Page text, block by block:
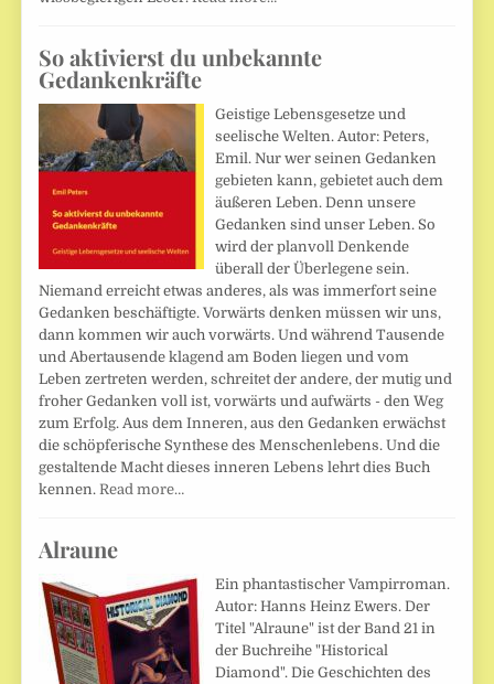
So aktivierst du unbekannte
Gedankenkräfte
Geistige Lebensgesetze und
seelische Welten. Autor: Peters,
Emil. Nur wer seinen Gedanken
gebieten kann, gebietet auch dem
äußeren Leben. Denn unsere
Gedanken sind unser Leben. So
wird der planvoll Denkende
überall der Überlegene sein.
Niemand erreicht etwas anderes, als was immerfort seine
Gedanken beschäftigte. Vorwärts denken müssen wir uns,
dann kommen wir auch vorwärts. Und während Tausende
und Abertausende klagend am Boden liegen und vom
Leben zertreten werden, schreitet der andere, der mutig und
froher Gedanken voll ist, vorwärts und aufwärts - den Weg
zum Erfolg. Aus dem Inneren, aus den Gedanken erwächst
die schöpferische Synthese des Menschenlebens. Und die
gestaltende Macht dieses inneren Lebens lehrt dies Buch
kennen. Read more…
Alraune
Ein phantastischer Vampirroman.
Autor: Hanns Heinz Ewers. Der
Titel "Alraune" ist der Band 21 in
der Buchreihe "Historical
Diamond". Die Geschichten des